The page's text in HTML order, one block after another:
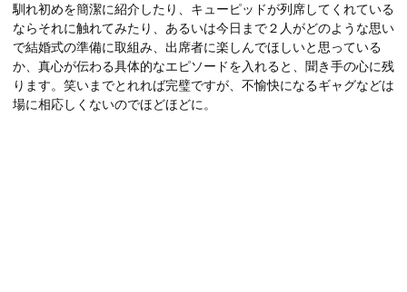
馴れ初めを簡潔に紹介したり、キューピッドが列席してくれている
ならそれに触れてみたり、あるいは今日まで２人がどのような思い
で結婚式の準備に取組み、出席者に楽しんでほしいと思っている
か、真心が伝わる具体的なエピソードを入れると、聞き手の心に残
ります。笑いまでとれれば完璧ですが、不愉快になるギャグなどは
場に相応しくないのでほどほどに。